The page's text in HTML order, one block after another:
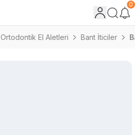
0
Ortodontik El Aletleri Bant İticiler